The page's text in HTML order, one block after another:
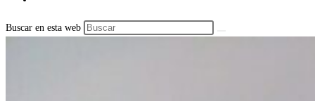
Buscar en esta web